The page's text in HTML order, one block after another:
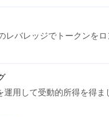
レバレッジでトークンを
運用して受動的所得を得ま